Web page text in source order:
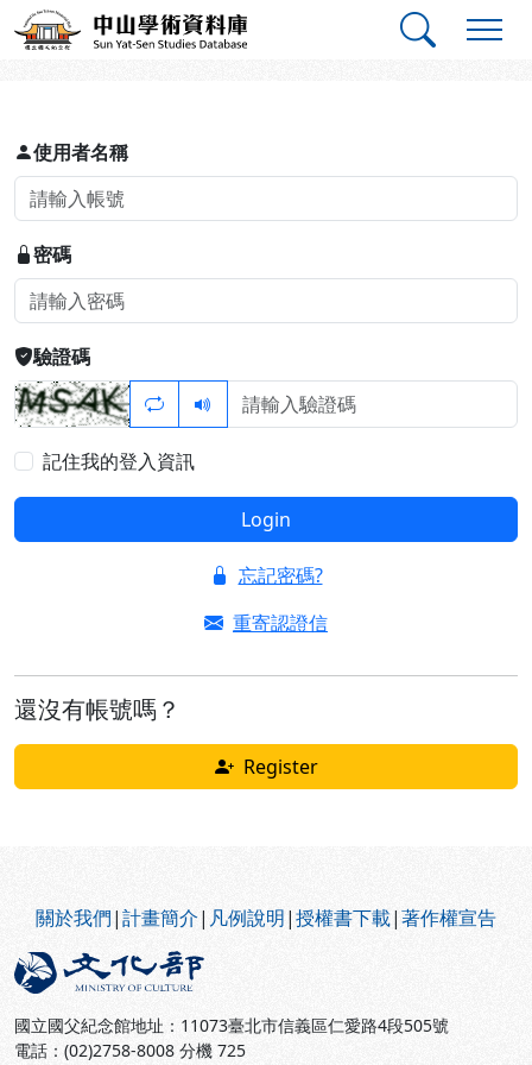
跳到主要內容
中山學術資料庫
登入
使用者名稱
密碼
驗證碼
記住我的登入資訊
Login
忘記密碼?
重寄認證信
還沒有帳號嗎？
Register
關於我們|計畫簡介| 凡例說明|授權書下載|著作權宣告
國立國父紀念館地址：11073臺北市信義區仁愛路4段505號
電話：(02)2758-8008 分機 725